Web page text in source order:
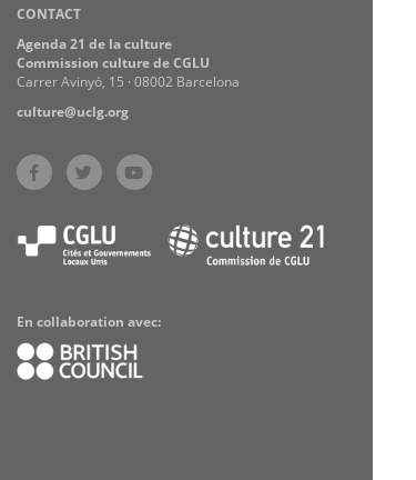
Practices
CONTACT
Agenda 21 de la culture
Commission culture de CGLU
Carrer Avinyó, 15 · 08002 Barcelona
culture@uclg.org
En collaboration avec: